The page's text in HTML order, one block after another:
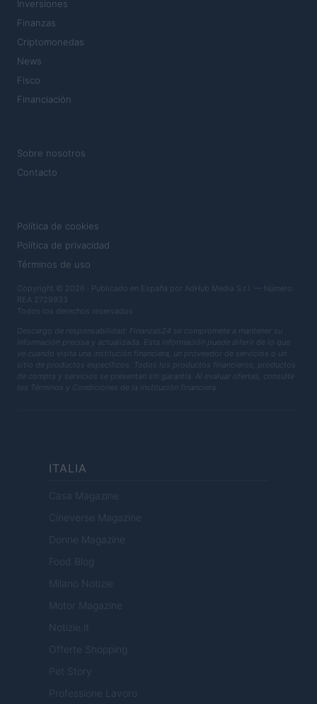
Inversiones
Finanzas
Criptomonedas
News
Fisco
Financiación
Sobre nosotros
Contacto
Política de cookies
Política de privacidad
Términos de uso
Copyright © 2026 · Publicado en España por AdHub Media S.r.l. — Número
REA 2729933
Todos los derechos reservados
Descargo de responsabilidad: Finanzas24 se compromete a mantener su
información precisa y actualizada. Esta información puede diferir de lo que
ve cuando visita una institución financiera, un proveedor de servicios o un
sitio de productos específicos. Todos los productos financieros, productos
de compra y servicios se presentan sin garantía. Al evaluar ofertas, consulte
los Términos y Condiciones de la institución financiera.
ITALIA
Casa Magazine
Cineverse Magazine
Donne Magazine
Food Blog
Milano Notizie
Motor Magazine
Notizie.it
Offerte Shopping
Pet Story
Professione Lavoro